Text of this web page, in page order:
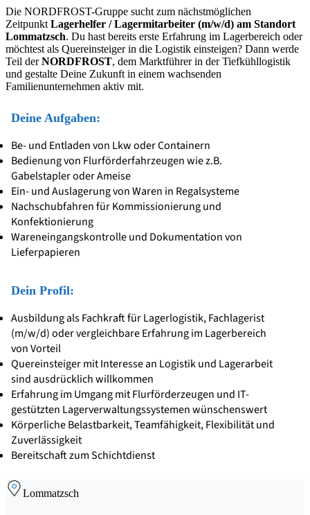
Die NORDFROST-Gruppe sucht zum nächstmöglichen
Zeitpunkt Lagerhelfer / Lagermitarbeiter (m/w/d) am Standort
Lommatzsch. Du hast bereits erste Erfahrung im Lagerbereich oder
möchtest als Quereinsteiger in die Logistik einsteigen? Dann werde
Teil derNORDFROST, dem Marktführer in der Tiefkühllogistik
und gestalte Deine Zukunft in einem wachsenden
Familienunternehmen aktiv mit.
Deine Aufgaben:
Be- und Entladen von Lkw oder Containern
Bedienung von Flurförderfahrzeugen wie z.B.
Gabelstapler oder Ameise
Ein- und Auslagerung von Waren in Regalsysteme
Nachschubfahren für Kommissionierung und
Konfektionierung
Wareneingangskontrolle und Dokumentation von
Lieferpapieren
Dein Profil:
Ausbildung als Fachkraft für Lagerlogistik, Fachlagerist
(m/w/d) oder vergleichbare Erfahrung im Lagerbereich
von Vorteil
Quereinsteiger mit Interesse an Logistik und Lagerarbeit
sind ausdrücklich willkommen
Erfahrung im Umgang mit Flurförderzeugen und IT-
gestützten Lagerverwaltungssystemen wünschenswert
Körperliche Belastbarkeit, Teamfähigkeit, Flexibilität und
Zuverlässigkeit
Bereitschaft zum Schichtdienst
Lommatzsch